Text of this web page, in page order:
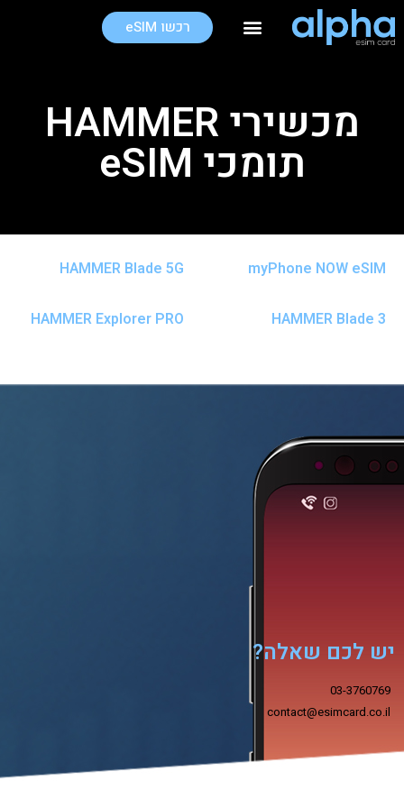
רכשו eSIM
מכשירי HAMMER
תומכי eSIM
myPhone NOW eSIM
HAMMER Blade 5G
HAMMER Blade 3
HAMMER Explorer PRO
יש לכם שאלה?
03-3760769
contact@esimcard.co.il